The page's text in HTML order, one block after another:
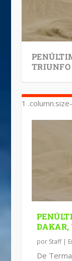
TRIUNFO
DAKAR,
por Staff|
De